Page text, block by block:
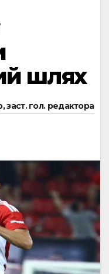
шлях
заст. гол. редактора